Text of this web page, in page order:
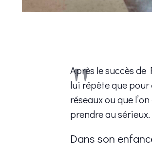
Après le succès
lui répète que pour
réseaux ou que
prendre au
Dans son